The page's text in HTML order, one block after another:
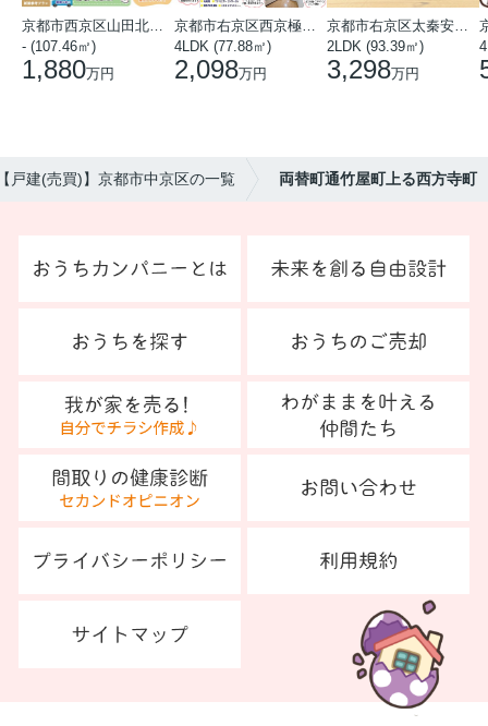
- (107.46㎡)
1,880万円
4LDK (77.88㎡)
2,098万円
2LDK (93.39㎡)
3,298万円
戸建(売買)】京都市中京区の一覧 両替町通竹屋町上る西方寺町